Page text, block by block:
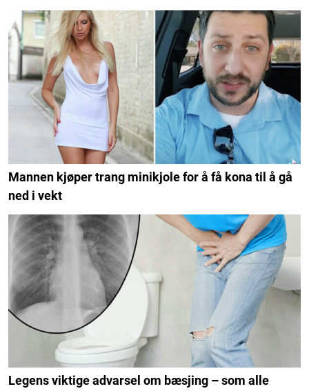
Mannen kjøper trang minikjole for å få kona til å gå
ned i vekt
Legens viktige advarsel om bæsjing – som alle